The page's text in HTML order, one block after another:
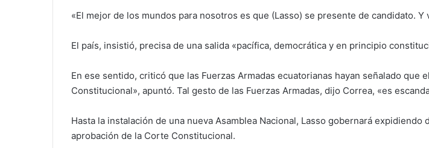
«El mejor de los mundos para nosotros es que (Lasso) se presente de candidato.
El país, insistió, precisa de una salida «pacífica, democrática y en principio
En ese sentido, criticó que las Fuerzas Armadas ecuatorianas hayan señalado
Constitucional», apuntó. Tal gesto de las Fuerzas Armadas, dijo Correa, «es
Hasta la instalación de una nueva Asamblea Nacional, Lasso gobernará
aprobación de la Corte Constitucional.